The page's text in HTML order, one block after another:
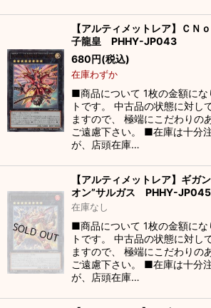
【アルティメットレア】ＣＮ
子龍皇 PHHY-JP043
680円(税込)
在庫わずか
■商品について 1枚の金額にな
トです。 中古品の状態に対し
ますので、 極端にこだわりの
ご遠慮下さい。 ■在庫は十分
が、店頭在庫…
【アルティメットレア】ギガ
オン”サルガス PHHY-JP045
在庫なし
■商品について 1枚の金額にな
トです。 中古品の状態に対し
ますので、 極端にこだわりの
ご遠慮下さい。 ■在庫は十分
が、店頭在庫…